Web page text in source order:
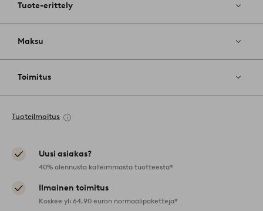
Tuote-erittely
Maksu
Toimitus
Tuoteilmoitus
Uusi asiakas?
40% alennusta kalleimmasta tuotteesta*
Ilmainen toimitus
Koskee yli 64,90 euron normaalipaketteja*